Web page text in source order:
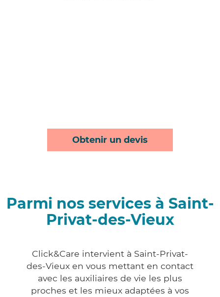
Obtenir un devis
Parmi nos services à Saint-
Privat-des-Vieux
Click&Care intervient à Saint-Privat-
des-Vieux en vous mettant en contact
avec les auxiliaires de vie les plus
proches et les mieux adaptées à vos